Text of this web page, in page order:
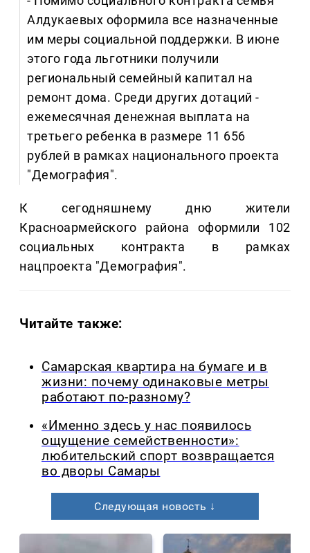
Алдукаевых оформила все назначенные
им меры социальной поддержки. В июне
этого года льготники получили
региональный семейный капитал на
ремонт дома. Среди других дотаций -
ежемесячная денежная выплата на
третьего ребенка в размере 11 656
рублей в рамках национального проекта
"Демография".
К сегодняшнему дню жители
Красноармейского района оформили 102
социальных контракта в рамках
нацпроекта "Демография".
Читайте также:
Самарская квартира на бумаге и в
жизни: почему одинаковые метры
работают по-разному?
«Именно здесь у нас появилось
ощущение семейственности»:
любительский спорт возвращается
во дворы Самары
Следующая новость ↓